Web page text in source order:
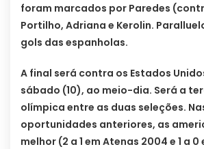
foram marcados por Paredes
Portilho, Adriana e Kerolin.
gols das espanholas.
A final será contra os Estados
sábado (10), ao meio-dia. Será a
olímpica entre as duas seleções.
oportunidades anteriores, as
melhor (2 a 1 em Atenas 2004 e 1 a 0